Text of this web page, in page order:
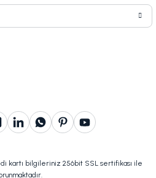
kartı bilgileriniz 256bit SSL sertifikası ile